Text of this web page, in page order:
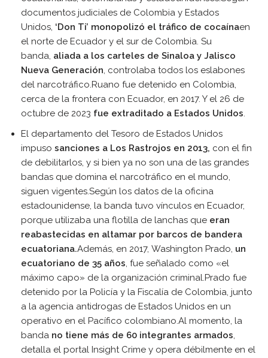
documentos judiciales de Colombia y Estados
Unidos, ‘Don Ti’ monopolizó el tráfico de cocaínaen
el norte de Ecuador y el sur de Colombia. Su
banda, aliada a los carteles de Sinaloa y Jalisco
Nueva Generación, controlaba todos los eslabones
del narcotráfico.Ruano fue detenido en Colombia,
cerca de la frontera con Ecuador, en 2017. Y el 26 de
octubre de 2023 fue extraditado a Estados Unidos.
El departamento del Tesoro de Estados Unidos
impuso sanciones a Los Rastrojos en 2013, con el fin
de debilitarlos, y si bien ya no son una de las grandes
bandas que domina el narcotráfico en el mundo,
siguen vigentes.Según los datos de la oficina
estadounidense, la banda tuvo vínculos en Ecuador,
porque utilizaba una flotilla de lanchas que eran
reabastecidas en altamar por barcos de bandera
ecuatoriana.Además, en 2017, Washington Prado, un
ecuatoriano de 35 años, fue señalado como «el
máximo capo» de la organización criminal.Prado fue
detenido por la Policía y la Fiscalía de Colombia, junto
a la agencia antidrogas de Estados Unidos en un
operativo en el Pacífico colombiano.Al momento, la
banda no tiene más de 60 integrantes armados,
detalla el portal Insight Crime y opera débilmente en el